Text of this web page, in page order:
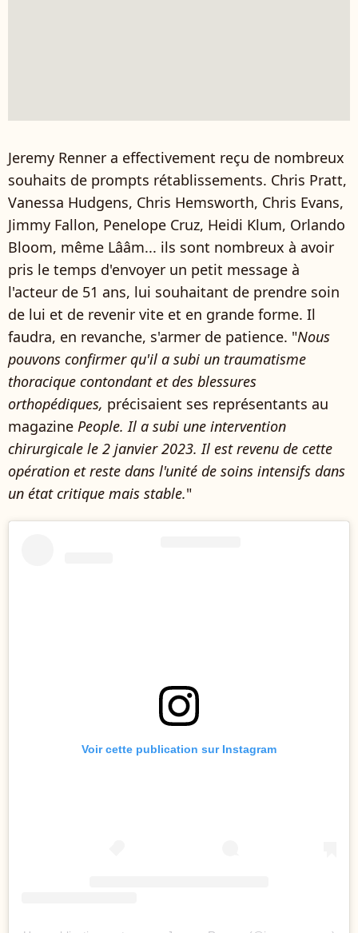
Jeremy Renner a effectivement reçu de nombreux
souhaits de prompts rétablissements. Chris Pratt,
Vanessa Hudgens, Chris Hemsworth, Chris Evans,
Jimmy Fallon, Penelope Cruz, Heidi Klum, Orlando
Bloom, même Lââm... ils sont nombreux à avoir
pris le temps d'envoyer un petit message à
l'acteur de 51 ans, lui souhaitant de prendre soin
de lui et de revenir vite et en grande forme. Il
faudra, en revanche, s'armer de patience. "Nous
pouvons confirmer qu'il a subi un traumatisme
thoracique contondant et des blessures
orthopédiques, précisaient ses représentants au
magazine People. Il a subi une intervention
chirurgicale le 2 janvier 2023. Il est revenu de cette
opération et reste dans l'unité de soins intensifs dans
un état critique mais stable."
Voir cette publication sur Instagram